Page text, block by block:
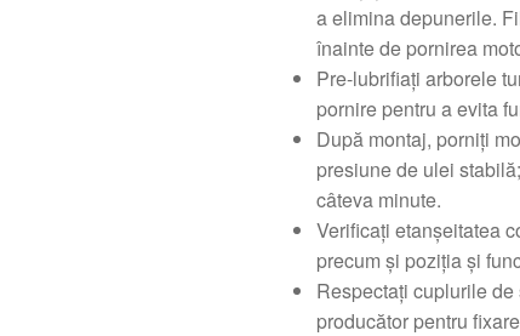
a elimina depunerile.
înainte de pornirea
Pre-lubrifiați arborele
pornire pentru a evita
După montaj, porniți
presiune de ulei
câteva minute.
Verificați etanșeitatea
precum și poziția și
Respectați cuplurile
producător pentru